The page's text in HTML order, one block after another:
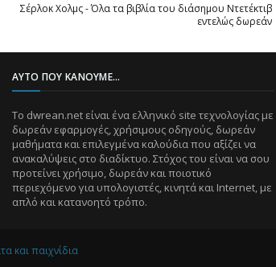
Σέρλοκ Χολμς - Όλα τα βιβλία του διάσημου Ντετέκτιβ
εντελώς δωρεάν
ΑΥΤΌ ΠΟΥ ΚΆΝΟΥΜΕ...
Το dwrean.net είναι ένα ελληνικό site τεχνολογίας με
δωρεάν εφαρμογές, χρήσιμους οδηγούς, δωρεάν
μαθήματα και επιλεγμένα καλούδια που αξίζει να
ανακαλύψεις στο διαδίκτυο. Στόχος του είναι να σου
προτείνει χρήσιμο, δωρεάν και ποιοτικό
περιεχόμενο για υπολογιστές, κινητά και Internet, με
απλό και κατανοητό τρόπο.
και παιχνίδια